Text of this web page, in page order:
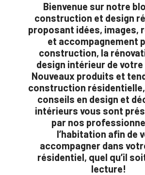
Bienvenue sur notre
construction et design
proposant idées, images,
et accompagnement
construction, la
design intérieur de
Nouveaux produits et
construction
conseils en design et
intérieurs vous sont
par nos
l’habitation afin de
accompagner dans
résidentiel, quel qu’il
lecture!